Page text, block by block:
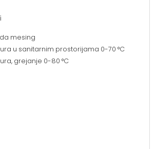
mesing
u sanitarnim prostorijama 0-70 °C
grejanje 0-80 °C